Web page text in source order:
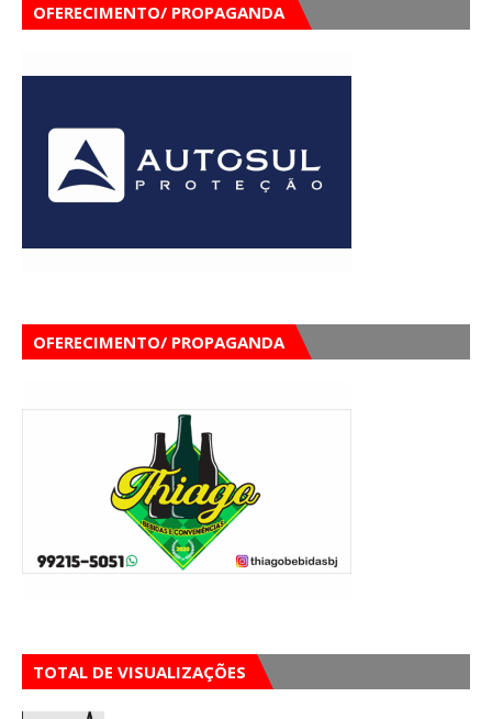
OFERECIMENTO/ PROPAGANDA
OFERECIMENTO/ PROPAGANDA
TOTAL DE VISUALIZAÇÕES